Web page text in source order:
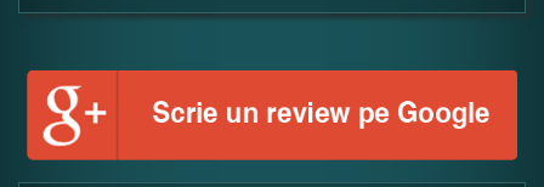
Formular pareri client
Numele dumneavoastra: